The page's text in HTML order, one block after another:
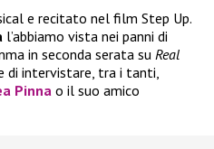
e recitato nel film Step Up.
l’abbiamo vista nei panni di
in seconda serata su Real
di intervistare, tra i tanti,
Pinna o il suo amico